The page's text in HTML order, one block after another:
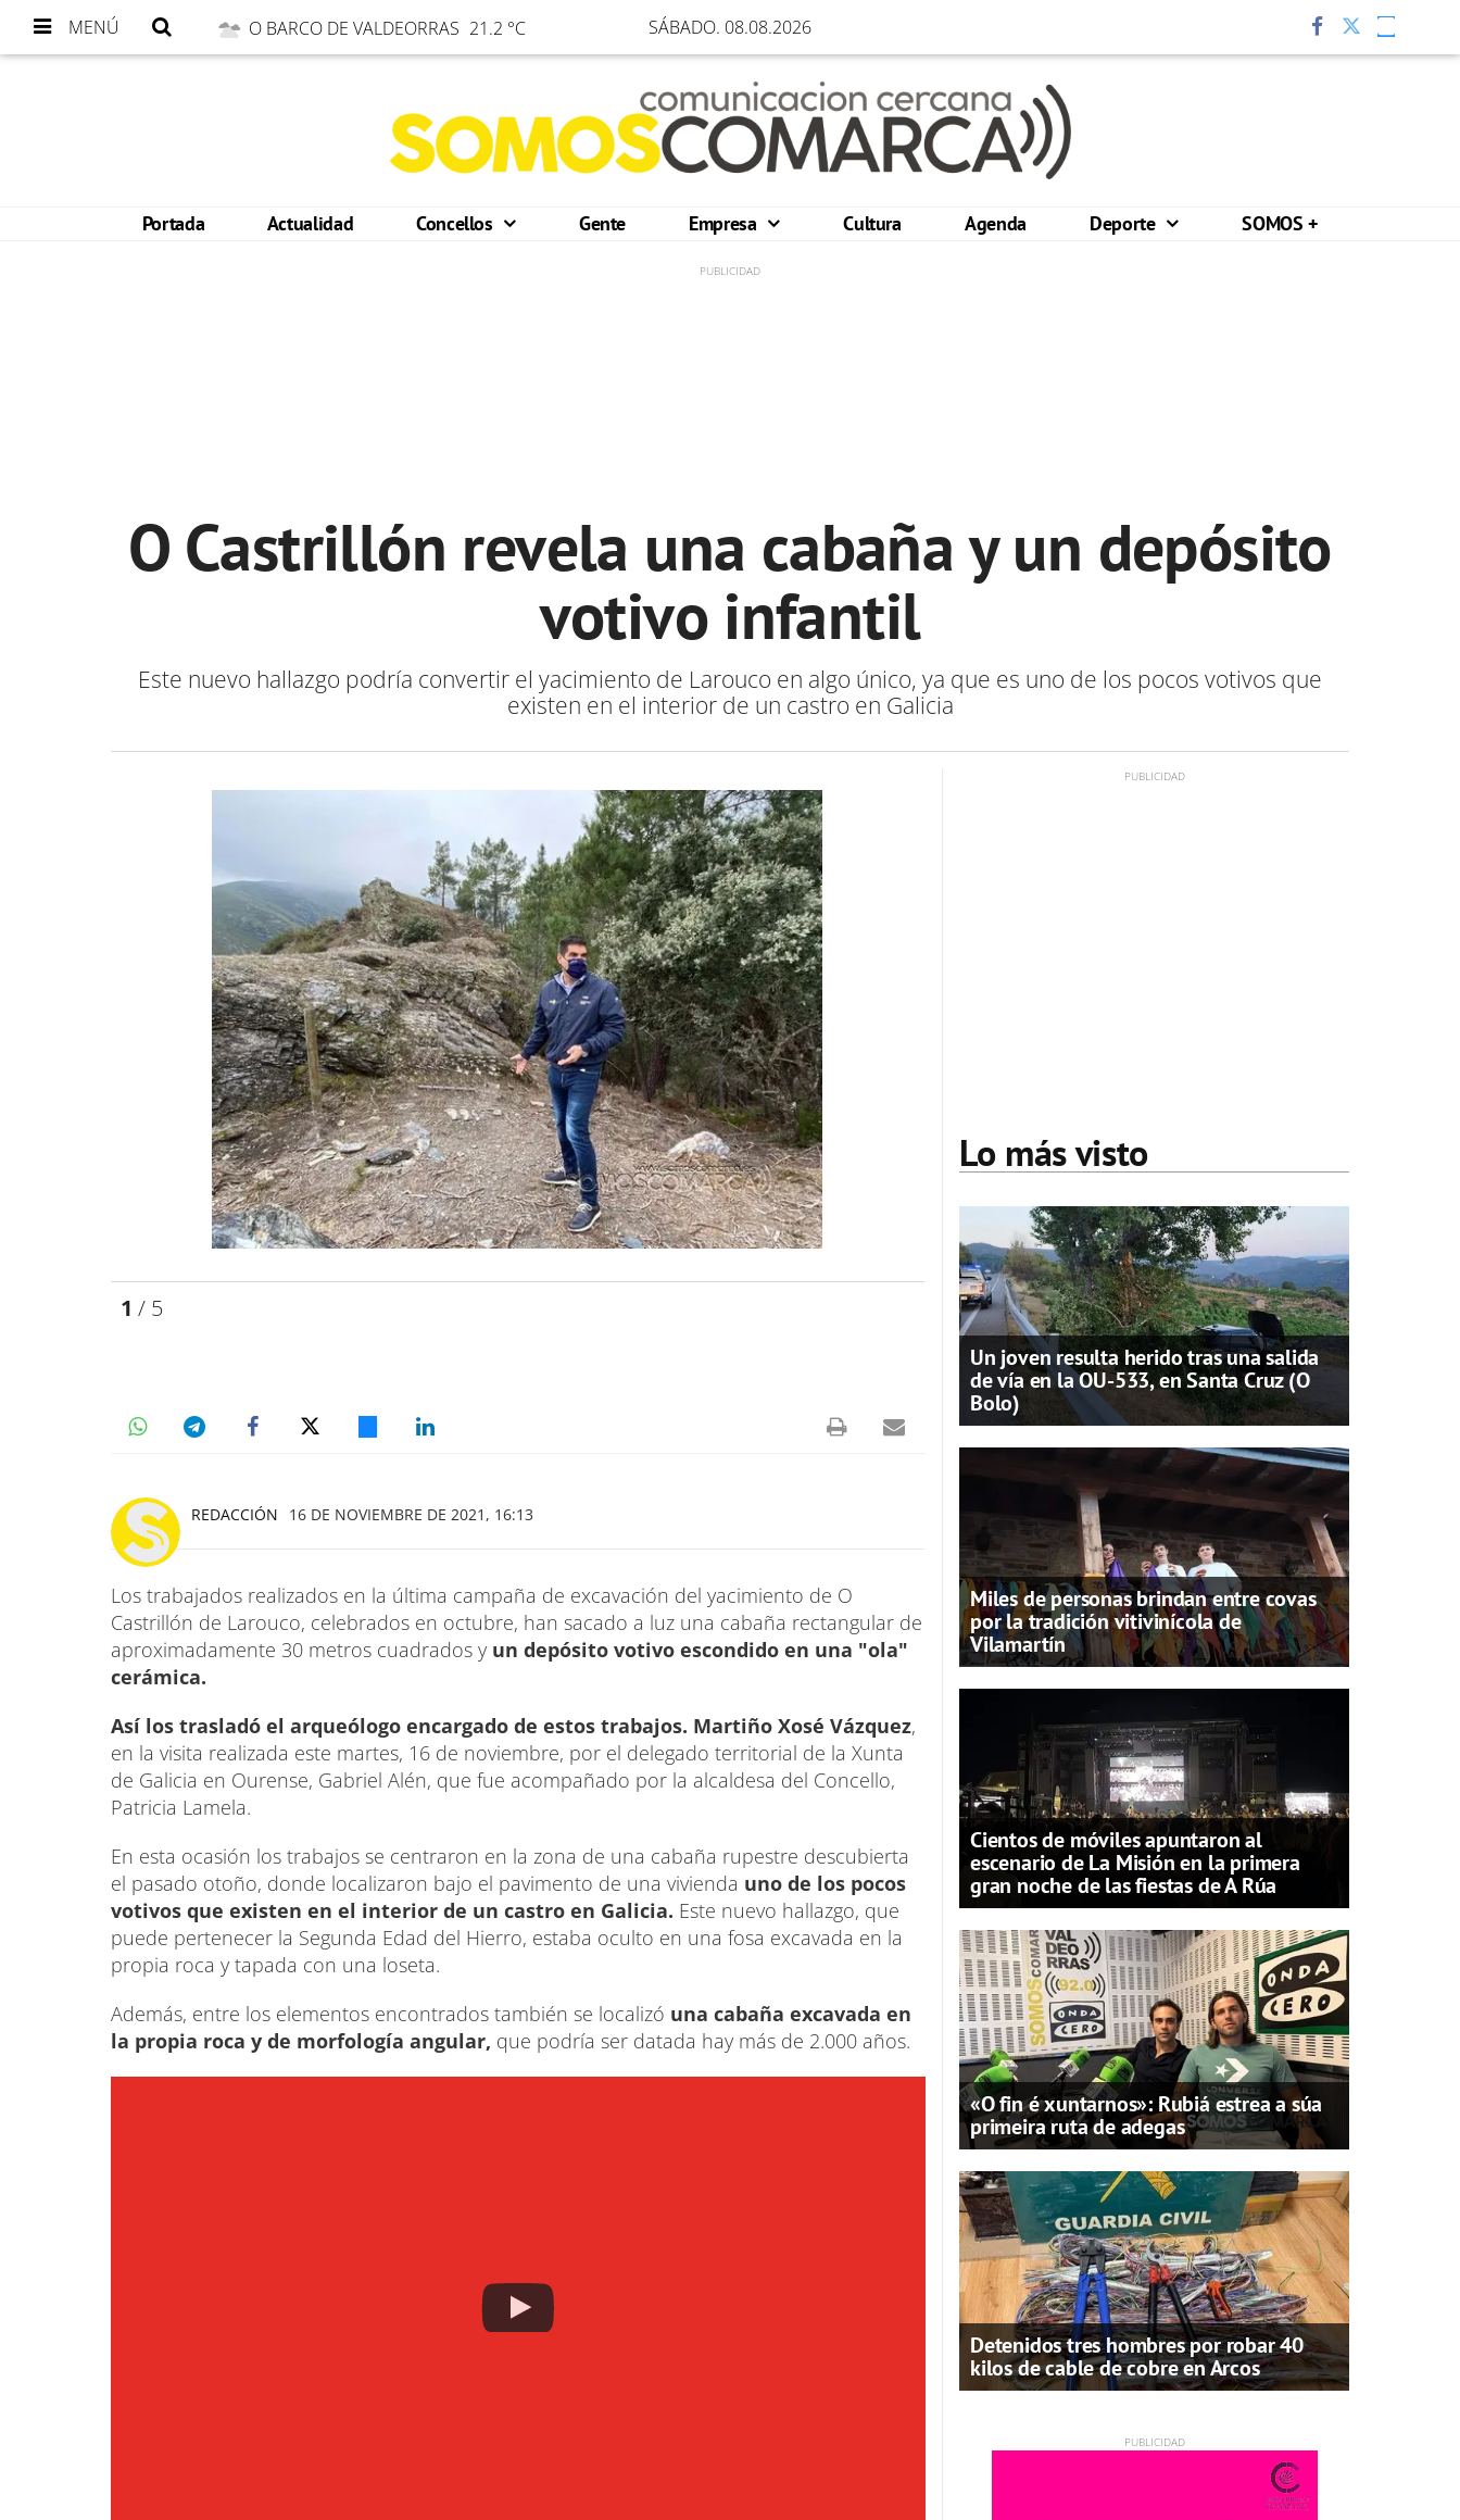
MENÚ O BARCO DE VALDEORRAS 21.2 °C SÁBADO. 08.08.2026
Portada Actualidad Concellos Gente Empresa Cultura Agenda Deporte SOMOS +
O Castrillón revela una cabaña y un depósito
votivo infantil
Este nuevo hallazgo podría convertir el yacimiento de Larouco en algo único, ya que es uno de los pocos votivos que
existen en el interior de un castro en Galicia
1 / 5
REDACCIÓN 16 DE NOVIEMBRE DE 2021, 16:13
Los trabajados realizados en la última campaña de excavación del yacimiento de O
Castrillón de Larouco, celebrados en octubre, han sacado a luz una cabaña rectangular de
aproximadamente 30 metros cuadrados y un depósito votivo escondido en una "ola"
cerámica.
Así los trasladó el arqueólogo encargado de estos trabajos. Martiño Xosé Vázquez,
en la visita realizada este martes, 16 de noviembre, por el delegado territorial de la Xunta
de Galicia en Ourense, Gabriel Alén, que fue acompañado por la alcaldesa del Concello,
Patricia Lamela.
En esta ocasión los trabajos se centraron en la zona de una cabaña rupestre descubierta
el pasado otoño, donde localizaron bajo el pavimento de una vivienda uno de los pocos
votivos que existen en el interior de un castro en Galicia. Este nuevo hallazgo, que
puede pertenecer la Segunda Edad del Hierro, estaba oculto en una fosa excavada en la
propia roca y tapada con una loseta.
Además, entre los elementos encontrados también se localizó una cabaña excavada en
la propia roca y de morfología angular, que podría ser datada hay más de 2.000 años.
Lo más visto
Un joven resulta herido tras una salida
de vía en la OU-533, en Santa Cruz (O
Bolo)
Miles de personas brindan entre covas
por la tradición vitivinícola de
Vilamartín
Cientos de móviles apuntaron al
escenario de La Misión en la primera
gran noche de las fiestas de A Rúa
«O fin é xuntarnos»: Rubiá estrea a súa
primeira ruta de adegas
Detenidos tres hombres por robar 40
kilos de cable de cobre en Arcos